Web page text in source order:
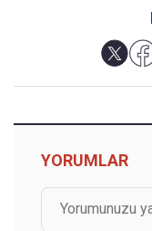
YORUMLAR